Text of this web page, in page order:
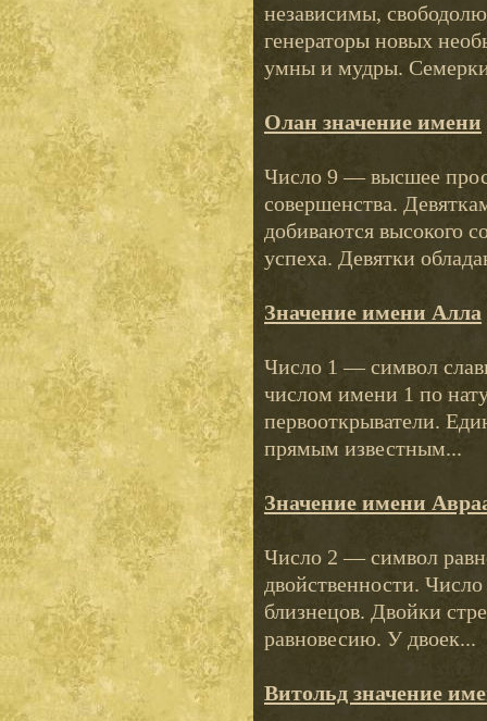
независимы,
генераторы новых
умны и мудры.
Олан значение имени
Число 9 — высшее
совершенства.
добиваются высокого
успеха. Девятки
Значение имени Алла
Число 1 — символ
числом имени 1 по
первооткрыватели.
прямым известным...
Значение имени
Число 2 — символ
двойственности.
близнецов. Двойки
равновесию. У двоек...
Витольд значение